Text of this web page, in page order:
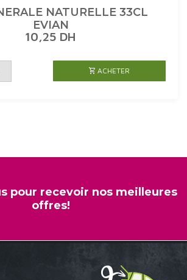
NATURELLE 33CL
EVIAN
10,25 DH
ACHETER
pour recevoir nos meilleures
offres!